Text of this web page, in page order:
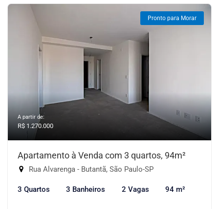
Pronto para Morar
A partir de:
R$ 1.270.000
Apartamento à Venda com 3 quartos, 94m²
Rua Alvarenga - Butantã, São Paulo-SP
3 Quartos 3 Banheiros 2 Vagas 94 m²